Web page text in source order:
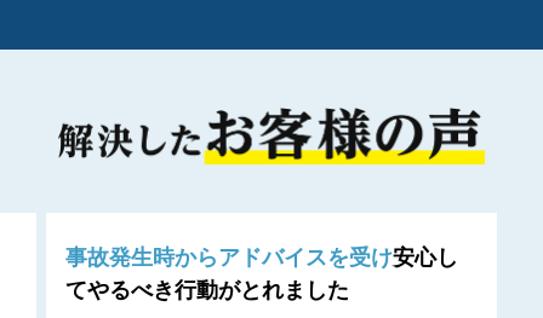
事故発生時からアドバイスを受け安心し
てやるべき行動がとれました